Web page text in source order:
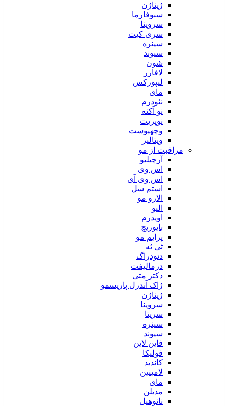
ژیناژن
سبوفارما
سروینا
سری کیت
سینره
سیوند
شون
لافارر
لیپورکس
مای
نئودرم
نو آکنه
نوپریت
وچهپوست
ویتالیر
مراقبت از مو
آرچیلیو
اس وی
اس وی آی
استم سل
الارو مو
الیو
اویدرم
بایوریچ
پرایم مو
ثی ثه
دئودراگ
درمالیفت
دکتر متی
ژاک آندرل پاریسمو
ژیناژن
سروینا
سریتا
سینره
سیوند
فاین لاین
فولیکا
کاندید
لامینین
مای
مدیلن
نانوهیل